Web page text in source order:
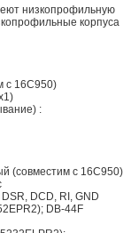
низкопрофильную
корпуса
с 16C950)
:
(cовместим с 16C950)
DCD, RI, GND
DB-44F